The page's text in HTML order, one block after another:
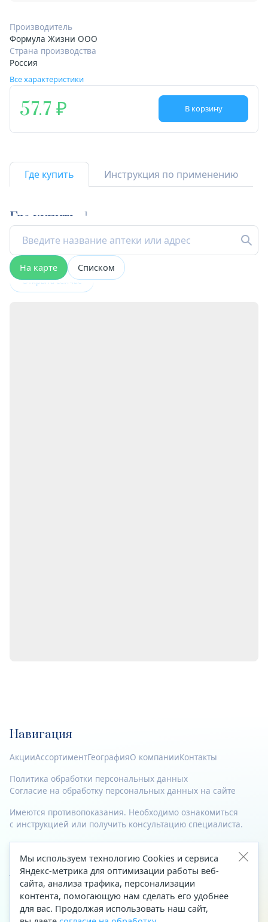
Производитель
Формула Жизни ООО
Страна производства
Россия
Все характеристики
57.7 В корзину
Где купить Инструкция по применению
Где купить 1
На карте Списком
Открыта сейчас
Навигация
АкцииАссортиментГеографияО компанииКонтакты
Политика обработки персональных данных
Согласие на обработку персональных данных на сайте
Имеются противопоказания. Необходимо ознакомиться
с инструкцией или получить консультацию специалиста.
© 2023—2026 Все права защищены.
Адрес
Архангельск, ул. Папанина, д. 19 (вход в здание со стороны
автоцентра «Тойота»)
Мы используем технологию Cookies и сервиса
Яндекс-метрика для оптимизации работы веб-
сайта, анализа трафика, персонализации
контента, помогающую нам сделать его удобнее
для вас. Продолжая использовать наш сайт,